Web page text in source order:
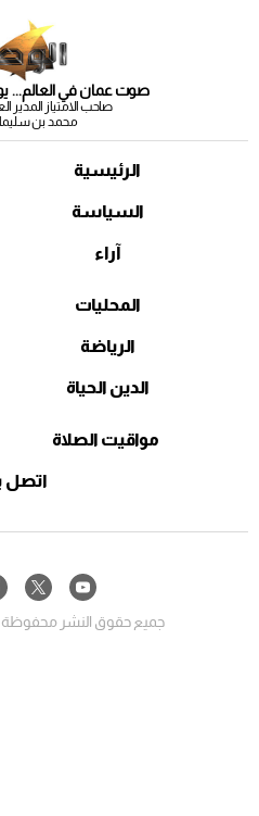
صوت عمان في العالم...
صاحب الامتياز المدير
محمد بن
الرئيسية
السياسة
آراء
المحليات
الرياضة
الدين الحياة
مواقيت الصلاة
اتصل
جميع حقوق النشر محفوظة